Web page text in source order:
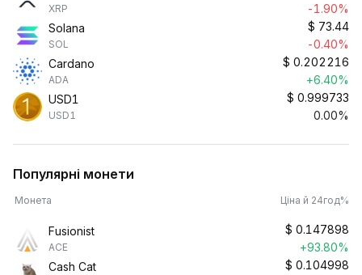
XRP
-1.90%
Solana
SOL
$ 73.44
-0.40%
Cardano
ADA
$ 0.202216
+6.40%
USD1
USD1
$ 0.999733
0.00%
Популярні монети
Монета Ціна й 24год%
Fusionist
ACE
$ 0.147898
+93.80%
Cash Cat
$ 0.104998